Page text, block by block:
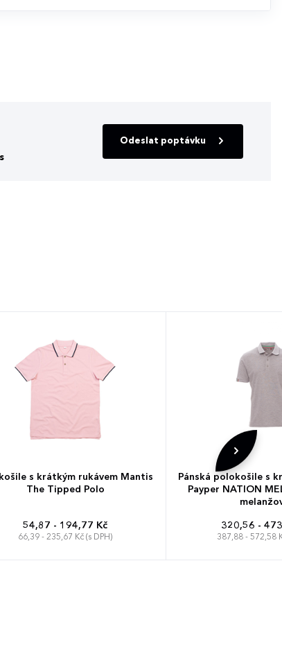
Odeslat poptávku
s krátkým rukávem Mantis
The Tipped Polo
54,87 - 194,77 Kč
66,39 - 235,67 Kč (s DPH)
Pánská polokošile s
Payper NATION
320,56 -
387,88 - 572,58